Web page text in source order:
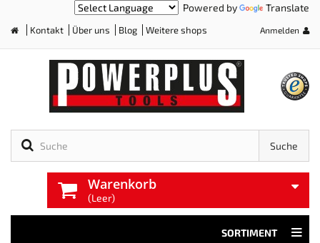
Powered by Translate
Kontakt Über uns Blog Weitere shops Anmelden
Suche
Warenkorb
(Leer)
SORTIMENT